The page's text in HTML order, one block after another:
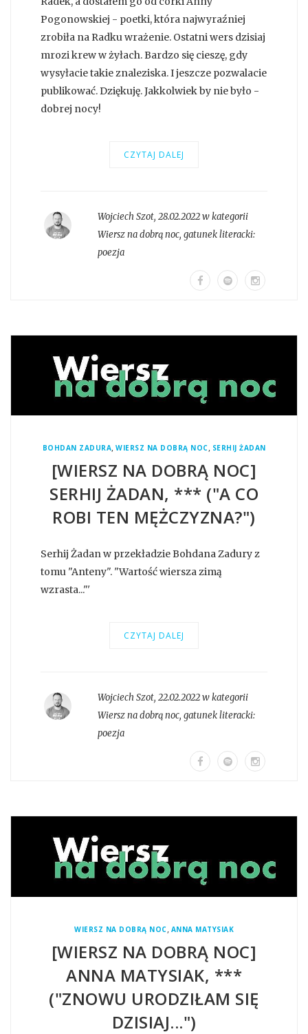
Pogonowskiej - poetki, która najwyraźniej
zrobiła na Radku wrażenie. Ostatni wers dzisiaj
mrozi krew w żyłach. Bardzo się cieszę, gdy
wysyłacie takie znaleziska. I jeszcze pozwalacie
publikować. Dziękuję. Jakkolwiek by nie było -
dobrej nocy!
CZYTAJ DALEJ
Wojciech Szot, 28.02.2022 w kategorii
Wiersz na dobrą noc, gatunek literacki:
poezja
BOHDAN ZADURA, WIERSZ NA DOBRĄ NOC, SERHIJ ŻADAN
[WIERSZ NA DOBRĄ NOC]
SERHIJ ŻADAN, *** ("A CO
ROBI TEN MĘŻCZYZNA?")
Serhij Żadan w przekładzie Bohdana Zadury z
tomu "Anteny". "Wartość wiersza zimą
wzrasta..."'
CZYTAJ DALEJ
Wojciech Szot, 22.02.2022 w kategorii
Wiersz na dobrą noc, gatunek literacki:
poezja
WIERSZ NA DOBRĄ NOC, ANNA MATYSIAK
[WIERSZ NA DOBRĄ NOC]
ANNA MATYSIAK, ***
("ZNOWU URODZIŁAM SIĘ
DZISIAJ...")